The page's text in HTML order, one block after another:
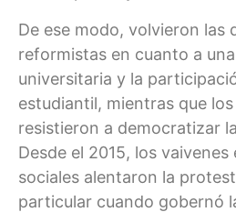
De ese modo, volvieron las
reformistas en cuanto a
universitaria y la
estudiantil, mientras que
resistieron a democratizar
Desde el 2015, los
sociales alentaron la
particular cuando gobernó